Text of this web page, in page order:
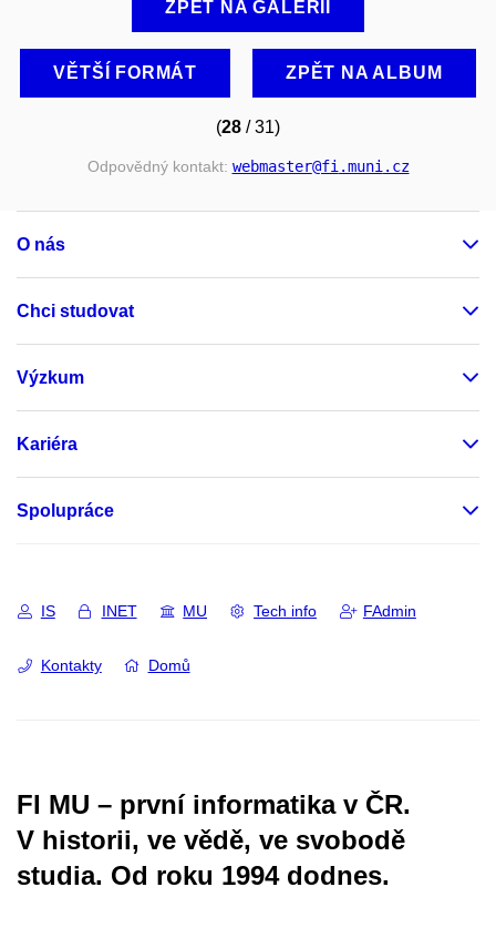
ZPĚT NA GALERII
VĚTŠÍ FORMÁT ZPĚT NA ALBUM
(28 / 31)
Odpovědný kontakt: webmaster@fi.muni.cz
O nás
Chci studovat
Výzkum
Kariéra
Spolupráce
IS INET MU Tech info FAdmin
Kontakty Domů
FI MU – první informatika v ČR.
V historii, ve vědě, ve svobodě
studia. Od roku 1994 dodnes.